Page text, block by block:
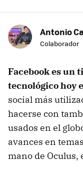
Antonio
Colaborador
Facebook es un
tecnológico hoy
social más
hacerse con
usados en el
avances en
mano de Oculus,